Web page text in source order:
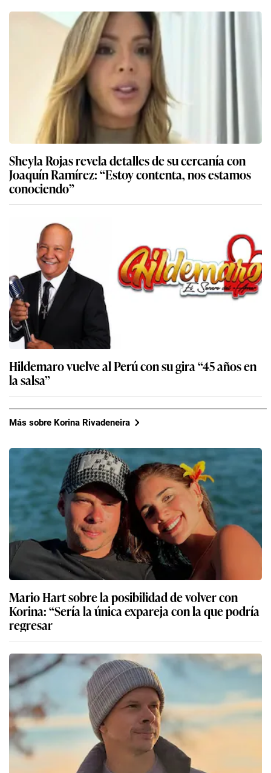
Sheyla Rojas revela detalles de su cercanía con
Joaquín Ramírez: “Estoy contenta, nos estamos
conociendo”
Hildemaro vuelve al Perú con su gira “45 años en
la salsa”
Más sobre Korina Rivadeneira
Mario Hart sobre la posibilidad de volver con
Korina: “Sería la única expareja con la que podría
regresar